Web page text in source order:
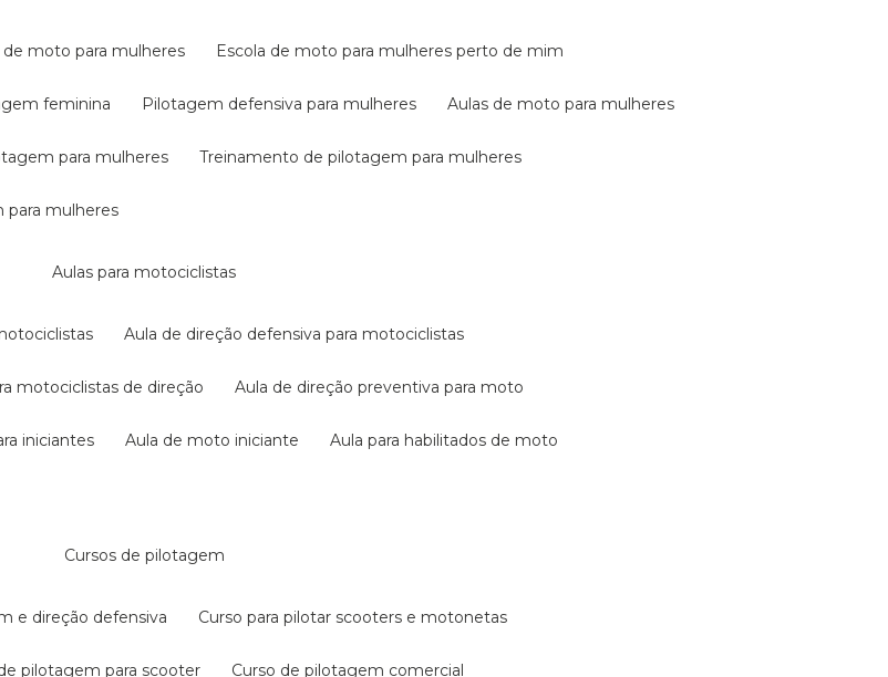
de moto para mulheres escola de moto para mulheres perto de mim
feminina pilotagem defensiva para mulheres aulas de moto para mulheres
para mulheres treinamento de pilotagem para mulheres
para mulheres
aulas para motociclistas
aula de direção defensiva para motociclistas
motociclistas de direção aula de direção preventiva para moto
iniciantes aula de moto iniciante aula para habilitados de moto
cursos de pilotagem
e direção defensiva curso para pilotar scooters e motonetas
de pilotagem para scooter curso de pilotagem comercial